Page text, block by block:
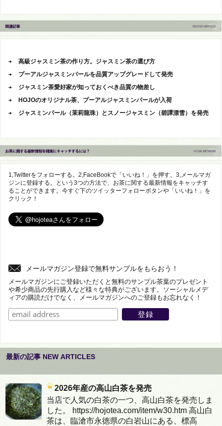
高級ジャスミン茶の作り方。ジャスミン茶の選び方
プーアルジャスミンパールを品質アップグレードして発売
ジャスミン茶愛好家が知っておくべき品質の物差し
HOJOのオリジナル茶、プーアルジャスミンパールが入荷
ジャスミンパール（茉莉龍珠）とスノージャスミン（碧譚漂雪）を発売
1,Twitterをフォローする。2,FaceBookで「いいね！」を押す。3,メールマガ
ジンに登録する。という3つの方法で、お茶に関する最新情報をキャッチす
ることができます。今すぐ下のツイッターフォローボタンや「いいね！」を
クリック！
メールマガジン登録で無料サンプルをもらおう！
メールマガジンにご登録いただくと無料のサンプル茶葉のプレゼント
や希少商品の先行購入など様々な特典がございます。ソーシャルメデ
ィアの購読だけでなく、メールマガジンへのご登録もお忘れなく！
最新の記事 NEW ARTICLES
2026年産の高山白茶を発売
当店で人気の白茶の一つ、高山白茶を発売しま
した。 https://hojotea.com/item/w30.htm 高山白
茶は、臨滄市永徳県の白岩山にある、標高